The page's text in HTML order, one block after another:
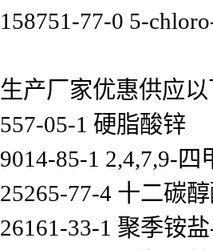
158751-77-0 5-
生产厂家优惠供应
557-05-1 硬脂酸锌
9014-85-1 2,4,7,9-
25265-77-4 十二碳
26161-33-1 聚季铵